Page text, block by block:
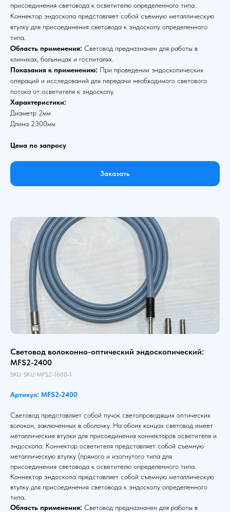
присоединения световода к осветителю определенного типа.
Коннектор эндоскопа представляет собой съемную металлическую
втулку для присоединения световода к эндоскопу определенного
типа.
Область применения: Световод предназначен для работы в
клиниках, больницах и госпиталях.
Показания к применению: При проведении эндоскопических
операций и исследований для передачи необходимого светового
потока от осветителя к эндоскопу.
Характеристики:
Диаметр 2мм
Длина 2300мм
Цена по запросу
Заказать
Световод волоконно-оптический эндоскопический:
MFS2-2400
SKU: SKU: MFS2-1600-1
Артикул: MFS2-2400
Световод представляет собой пучок светопроводящих оптических
волокон, заключенных в оболочку. На обоих концах световод имеет
металлические втулки для присоединения коннекторов осветителя и
эндоскопа. Коннектор осветителя представляет собой съемную
металлическую втулку (прямого и изогнутого типа для
присоединения световода к осветителю определенного типа.
Коннектор эндоскопа представляет собой съемную металлическую
втулку для присоединения световода к эндоскопу определенного
типа.
Область применения: Световод предназначен для работы в